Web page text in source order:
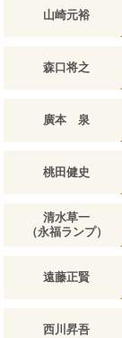
山崎元裕
森口将之
廣本 泉
桃田健史
清水草一
（永福ランプ）
遠藤正賢
西川昇吾